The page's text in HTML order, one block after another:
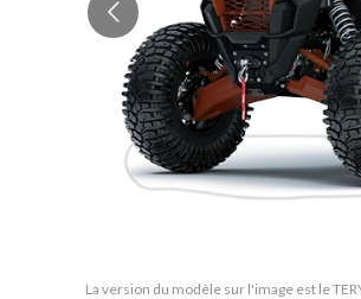
La version du modèle sur l'image est le